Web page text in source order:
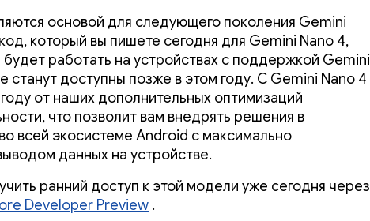
основой для следующего поколения Gemini
который вы пишете сегодня для Gemini Nano 4,
будет работать на устройствах с поддержкой Gemini
станут доступны позже в этом году. С Gemini Nano 4
от наших дополнительных оптимизаций
что позволит вам внедрять решения в
всей экосистеме Android с максимально
данных на устройстве.
ранний доступ к этой модели уже сегодня через
Developer Preview .